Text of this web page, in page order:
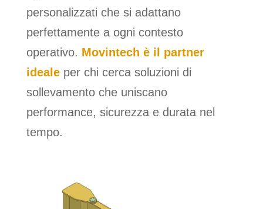
personalizzati che si adattano
perfettamente a ogni contesto
operativo. Movintech è il partner
idealeper chi cerca soluzioni di
sollevamento che uniscano
performance, sicurezza e durata nel
tempo.